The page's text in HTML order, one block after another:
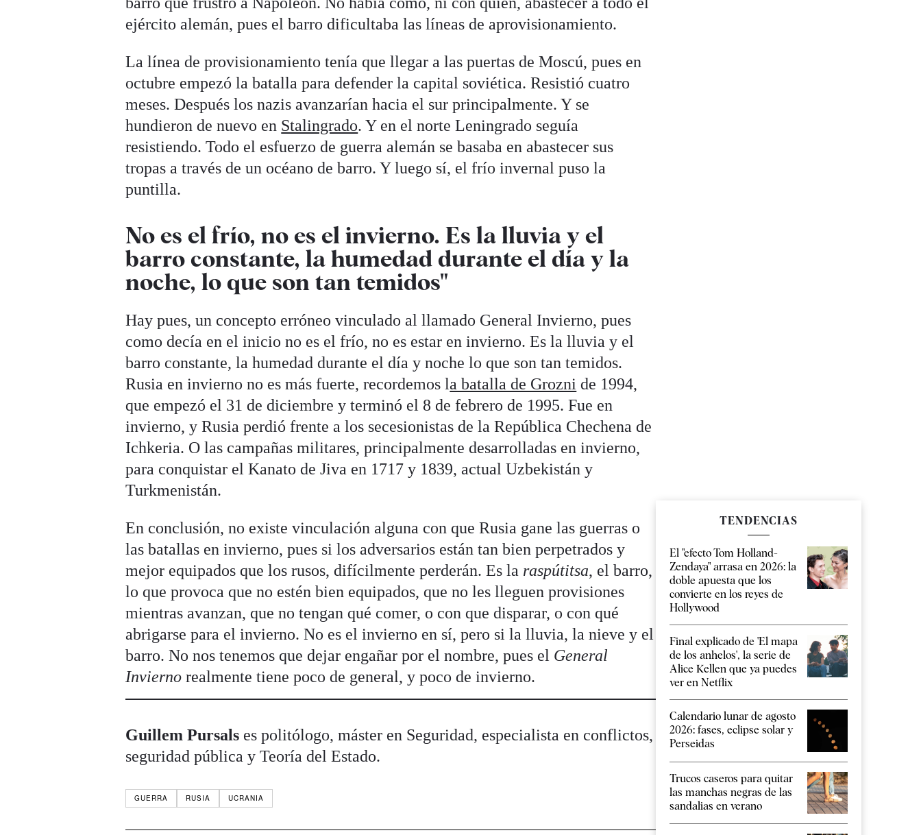
ejército alemán, pues el barro dificultaba las líneas de aprovisionamiento.
La línea de provisionamiento tenía que llegar a las puertas de Moscú, pues en
octubre empezó la batalla para defender la capital soviética. Resistió cuatro
meses. Después los nazis avanzarían hacia el sur principalmente. Y se
hundieron de nuevo en Stalingrado. Y en el norte Leningrado seguía
resistiendo. Todo el esfuerzo de guerra alemán se basaba en abastecer sus
tropas a través de un océano de barro. Y luego sí, el frío invernal puso la
puntilla.
No es el frío, no es el invierno. Es la lluvia y el
barro constante, la humedad durante el día y la
noche, lo que son tan temidos"
Hay pues, un concepto erróneo vinculado al llamado General Invierno, pues
como decía en el inicio no es el frío, no es estar en invierno. Es la lluvia y el
barro constante, la humedad durante el día y noche lo que son tan temidos.
Rusia en invierno no es más fuerte, recordemos la batalla de Grozni de 1994,
que empezó el 31 de diciembre y terminó el 8 de febrero de 1995. Fue en
invierno, y Rusia perdió frente a los secesionistas de la República Chechena de
Ichkeria. O las campañas militares, principalmente desarrolladas en invierno,
para conquistar el Kanato de Jiva en 1717 y 1839, actual Uzbekistán y
Turkmenistán.
En conclusión, no existe vinculación alguna con que Rusia gane las guerras o
las batallas en invierno, pues si los adversarios están tan bien perpetrados y
mejor equipados que los rusos, difícilmente perderán. Es la raspútitsa, el barro,
lo que provoca que no estén bien equipados, que no les lleguen provisiones
mientras avanzan, que no tengan qué comer, o con que disparar, o con qué
abrigarse para el invierno. No es el invierno en sí, pero si la lluvia, la nieve y el
barro. No nos tenemos que dejar engañar por el nombre, pues el General
Invierno realmente tiene poco de general, y poco de invierno.
Guillem Pursals es politólogo, máster en Seguridad, especialista en conflictos,
seguridad pública y Teoría del Estado.
GUERRA RUSIA UCRANIA
TENDENCIAS
El "efecto Tom Holland-
Zendaya" arrasa en 2026: la
doble apuesta que los
convierte en los reyes de
Hollywood
Final explicado de 'El mapa
de los anhelos', la serie de
Alice Kellen que ya puedes
ver en Netflix
Calendario lunar de agosto
2026: fases, eclipse solar y
Perseidas
Trucos caseros para quitar
las manchas negras de las
sandalias en verano